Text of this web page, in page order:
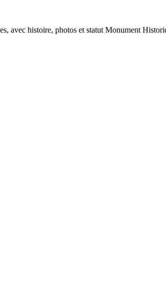
avec histoire, photos et statut Monument